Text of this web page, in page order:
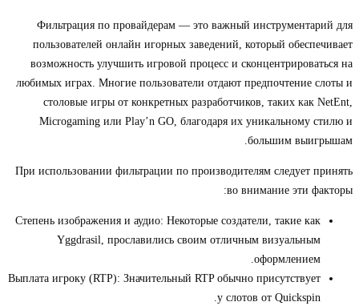
Фильтрация по провайдерам — это важный инструментарий для
пользователей онлайн игорных заведений, который обеспечивает
возможность улучшить игровой процесс и сконцентрироваться на
любимых играх. Многие пользователи отдают предпочтение слоты и
столовые игры от конкретных разработчиков, таких как NetEnt,
Microgaming или Play’n GO, благодаря их уникальному стилю и
большим выигрышам.
При использовании фильтрации по производителям следует принять
во внимание эти факторы:
Степень изображения и аудио: Некоторые создатели, такие как
Yggdrasil, прославились своим отличным визуальным
оформлением.
Выплата игроку (RTP): Значительный RTP обычно присутствует
у слотов от Quickspin.